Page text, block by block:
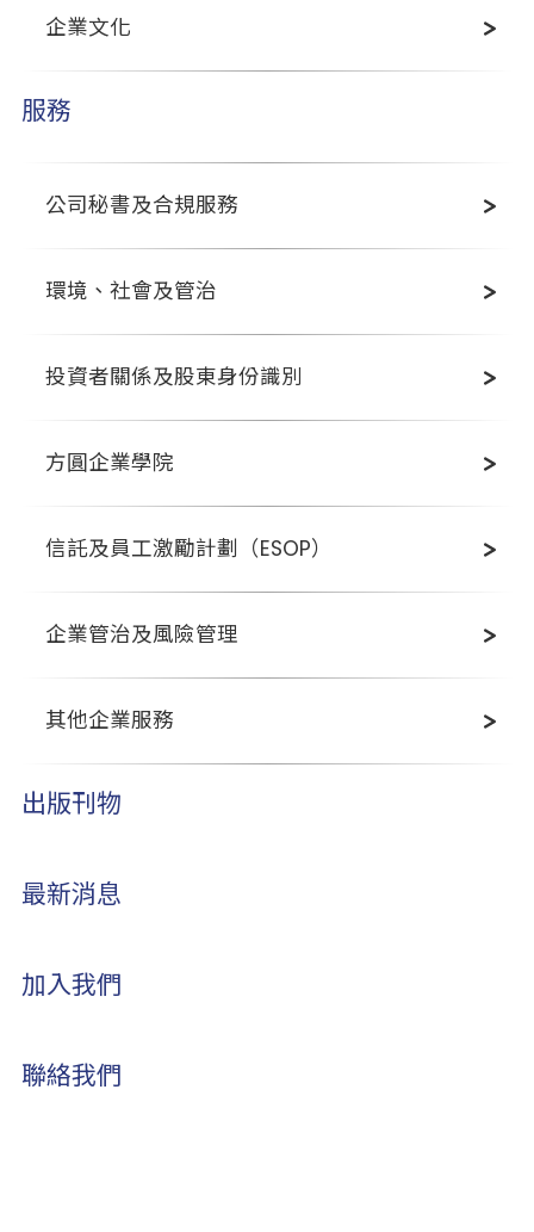
企業文化
服務
公司秘書及合規服務
環境、社會及管治
投資者關係及股東身份識別
方圓企業學院
信託及員工激勵計劃（ESOP）
企業管治及風險管理
其他企業服務
出版刊物
最新消息
加入我們
聯絡我們